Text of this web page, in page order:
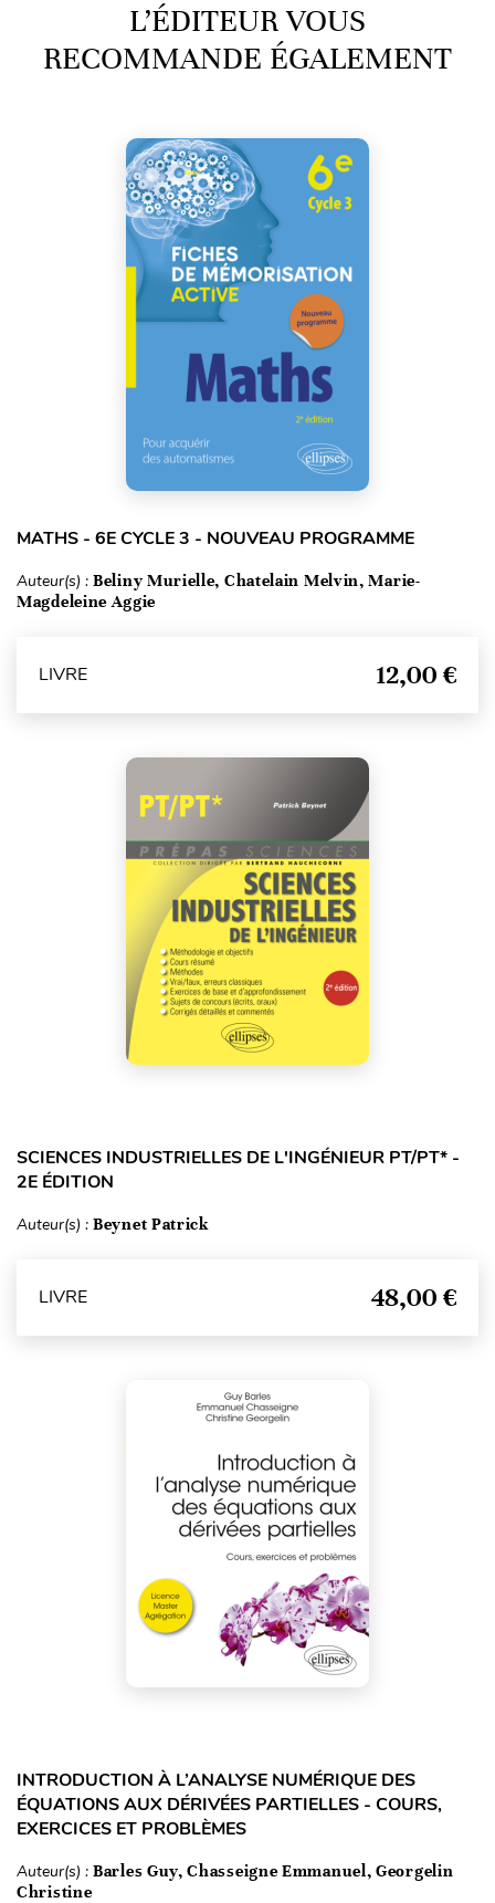
L’ÉDITEUR VOUS
RECOMMANDE ÉGALEMENT
MATHS - 6E CYCLE 3 - NOUVEAU PROGRAMME
Auteur(s) : Beliny Murielle, Chatelain Melvin, Marie-
Magdeleine Aggie
LIVRE 12,00 €
SCIENCES INDUSTRIELLES DE L'INGÉNIEUR PT/PT* -
2E ÉDITION
Auteur(s) : Beynet Patrick
LIVRE 48,00 €
INTRODUCTION À L’ANALYSE NUMÉRIQUE DES
ÉQUATIONS AUX DÉRIVÉES PARTIELLES - COURS,
EXERCICES ET PROBLÈMES
Auteur(s) : Barles Guy, Chasseigne Emmanuel, Georgelin
Christine